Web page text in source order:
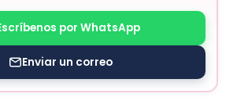
por WhatsApp
Enviar un correo